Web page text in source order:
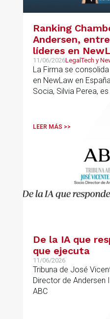
Ranking
Andersen,
líderes en
España y
11/06/2026LegalTech y
La Firma se
en NewLaw en
Socia, Silvia Perea,
LEER MÁS >>
De la IA que
que ejecuta
11/06/2026
Tribuna de José
Director de Andersen
ABC